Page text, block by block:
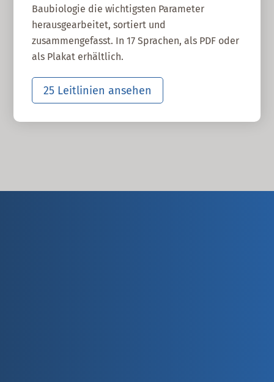
Baubiologie die wichtigsten Parameter
herausgearbeitet, sortiert und
zusammengefasst. In 17 Sprachen, als PDF oder
als Plakat erhältlich.
25 Leitlinien ansehen